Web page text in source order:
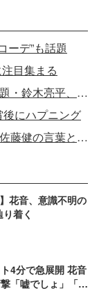
ーデ”も話題
目集まる
【写真】「メイちゃんの執事」再会が話題・鈴木亮平、“みるく様”吉川愛にひざまずく2ショット
後にハプニング
吉川愛「メイちゃんの執事」ぶり共演の佐藤健の言葉とは？
花音、意識不明の
着く
4分で急展開 花音
「嘘でしょ」「退